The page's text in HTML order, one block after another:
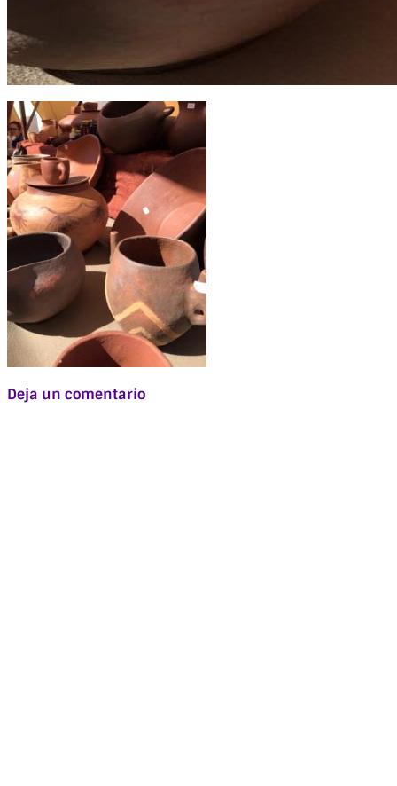
Deja un comentario